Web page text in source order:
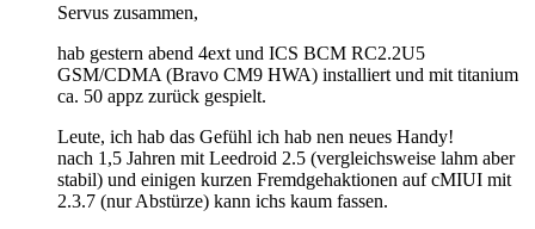
Servus zusammen,
hab gestern abend 4ext und ICS BCM RC2.2U5
GSM/CDMA (Bravo CM9 HWA) installiert und mit titanium
ca. 50 appz zurück gespielt.
Leute, ich hab das Gefühl ich hab nen neues Handy!
nach 1,5 Jahren mit Leedroid 2.5 (vergleichsweise lahm aber
stabil) und einigen kurzen Fremdgehaktionen auf cMIUI mit
2.3.7 (nur Abstürze) kann ichs kaum fassen.